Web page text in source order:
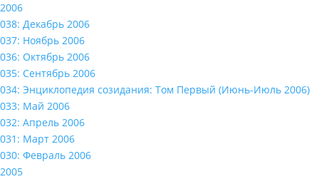
2006
038: Декабрь 2006
037: Ноябрь 2006
036: Октябрь 2006
035: Сентябрь 2006
034: Энциклопедия созидания: Том Первый (Июнь-Июль 2006)
033: Май 2006
032: Апрель 2006
031: Март 2006
030: Февраль 2006
2005